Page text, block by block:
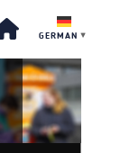
GERMAN ▼